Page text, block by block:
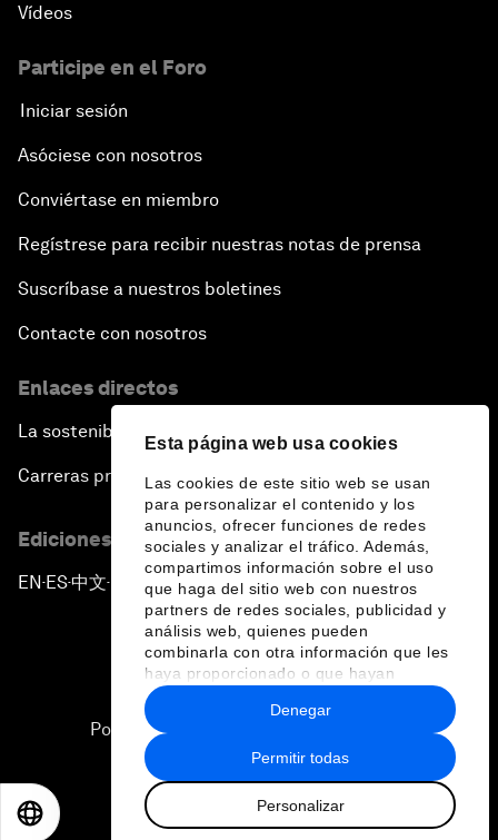
Esta página web usa cookies
Las cookies de este sitio web se usan
para personalizar el contenido y los
anuncios, ofrecer funciones de redes
sociales y analizar el tráfico. Además,
compartimos información sobre el uso
que haga del sitio web con nuestros
partners de redes sociales, publicidad y
análisis web, quienes pueden
combinarla con otra información que les
haya proporcionado o que hayan
recopilado a partir del uso que haya
hecho de sus servicios.
Permitir todas
Personalizar
Denegar
Vídeos
Participe en el Foro
Iniciar sesión
Asóciese con nosotros
Conviértase en miembro
Regístrese para recibir nuestras notas de prensa
Suscríbase a nuestros boletines
Contacte con nosotros
Enlaces directos
La sostenibilidad en el Foro
Carreras profesionales
Ediciones en otros idiomas
EN ▪ES▪中文▪ 日本語
Política de privacidad y normas de uso
Sitemap
2026 Foro Económico Mundial